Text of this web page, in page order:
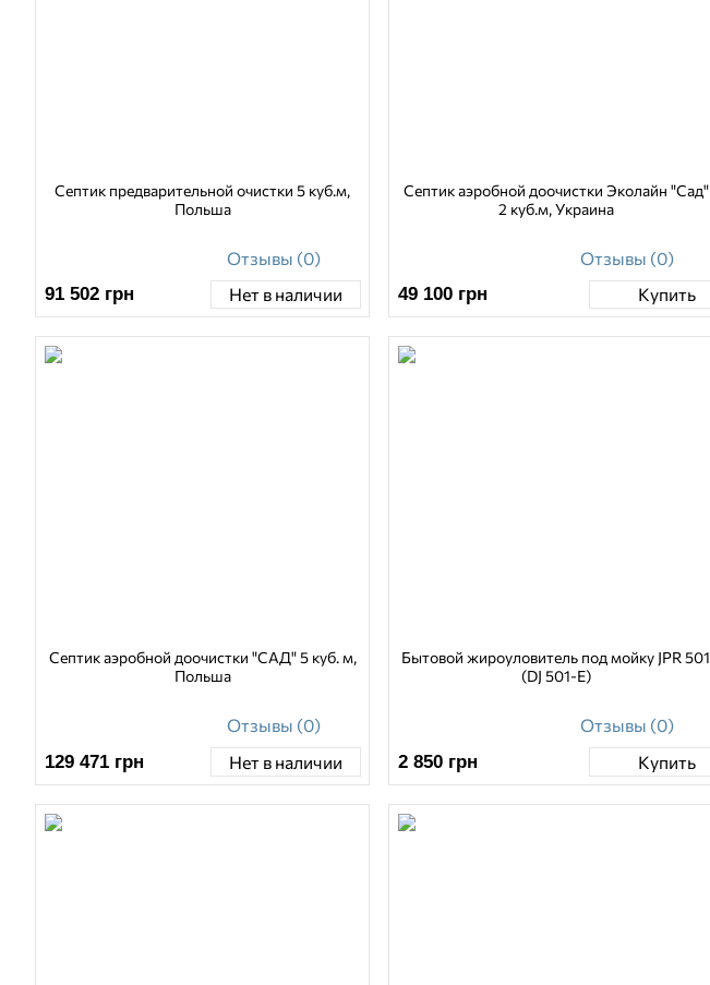
Септик предварительной очистки 5 куб.м,
Польша
Отзывы (0)
91 502 грн Нет в наличии
Септик аэробной доочистки Эколайн "Сад"
2 куб.м, Украина
Отзывы (0)
49 100 грн Купить
Септик аэробной доочистки "САД" 5 куб. м,
Польша
Отзывы (0)
129 471 грн Нет в наличии
Бытовой жироуловитель под мойку JPR 501
(DJ 501-E)
Отзывы (0)
2 850 грн Купить